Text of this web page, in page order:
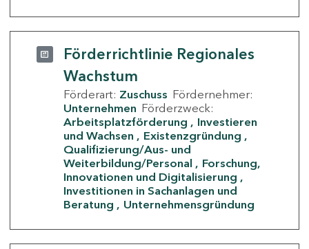
Förderrichtlinie Regionales
Wachstum
Förderart: Zuschuss Fördernehmer:
Unternehmen Förderzweck:
Arbeitsplatzförderung
Investieren
und Wachsen
Existenzgründung
Qualifizierung/Aus- und
Weiterbildung/Personal
Forschung,
Innovationen und Digitalisierung
Investitionen in Sachanlagen und
Beratung
Unternehmensgründung